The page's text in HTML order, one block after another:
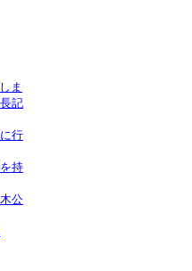
ま
記
行
持
公